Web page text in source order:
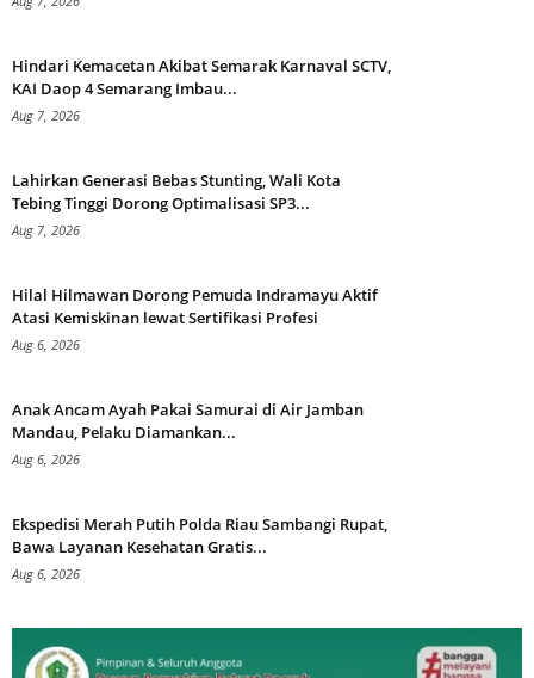
Hindari Kemacetan Akibat Semarak Karnaval SCTV,
KAI Daop 4 Semarang Imbau...
Aug 7, 2026
Lahirkan Generasi Bebas Stunting, Wali Kota
Tebing Tinggi Dorong Optimalisasi SP3...
Aug 7, 2026
Hilal Hilmawan Dorong Pemuda Indramayu Aktif
Atasi Kemiskinan lewat Sertifikasi Profesi
Aug 6, 2026
Anak Ancam Ayah Pakai Samurai di Air Jamban
Mandau, Pelaku Diamankan...
Aug 6, 2026
Ekspedisi Merah Putih Polda Riau Sambangi Rupat,
Bawa Layanan Kesehatan Gratis...
Aug 6, 2026